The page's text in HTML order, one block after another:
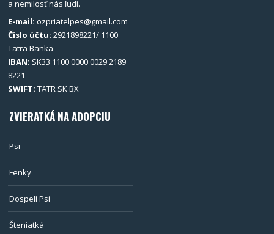
a nemilosť nás ľudí.
E-mail: ozpriatelpes@gmail.com
Číslo účtu: 2921898221/ 1100
Tatra Banka
IBAN: SK33 1100 0000 0029 2189
8221
SWIFT: TATR SK BX
ZVIERATKÁ NA ADOPCIU
Psi
Fenky
Dospelí Psi
Šteniatká